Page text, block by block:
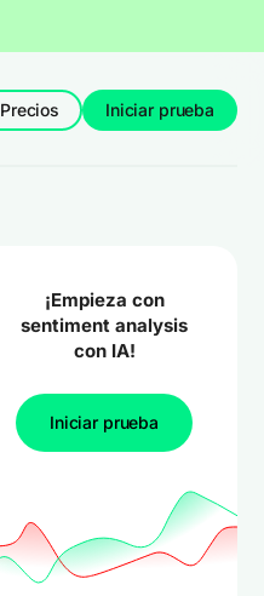
Precios Iniciar prueba
¡Empieza con
sentiment analysis
con IA!
Iniciar prueba